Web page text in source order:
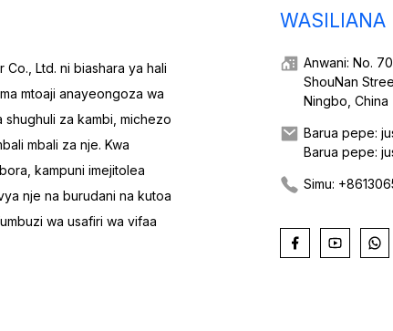
za Familia ya
ya
Uvuvi
Plastiki wa Nje
ya
Kupiga
Ltd. ni biashara ya hali
mtoaji anayeongoza wa
za kambi, michezo
mbali za nje. Kwa
kampuni imejitolea
nje na burudani na kutoa
wa usafiri wa vifaa
WASILIANA
Anwani: No.
ShouNan
Ningbo, China
Barua pepe:
Barua pepe:
Simu: